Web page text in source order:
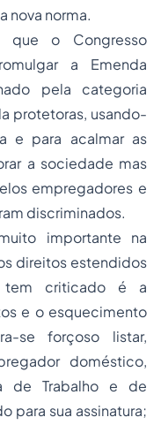
nova norma.
que o Congresso
a Emenda
pela categoria
protetoras, usando-
e para acalmar as
a sociedade mas
empregadores e
discriminados.
importante na
direitos estendidos
tem criticado é a
e o esquecimento
se forçoso listar,
doméstico,
de Trabalho e de
para sua assinatura;